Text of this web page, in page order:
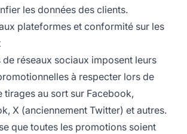
les données des clients.
plateformes et conformité sur les
réseaux sociaux imposent leurs
à respecter lors de
tirages au sort sur Facebook,
X (anciennement Twitter) et autres.
que toutes les promotions soient